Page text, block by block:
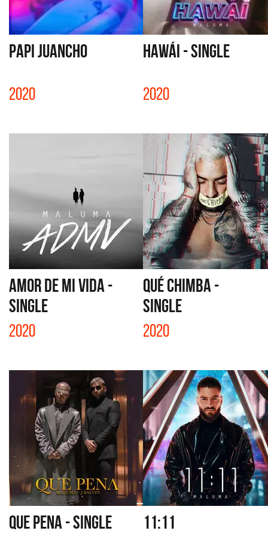
PAPI JUANCHO
2020
HAWÁI - SINGLE
2020
AMOR DE MI VIDA -
SINGLE
2020
QUÉ CHIMBA -
SINGLE
2020
QUE PENA - SINGLE 11:11